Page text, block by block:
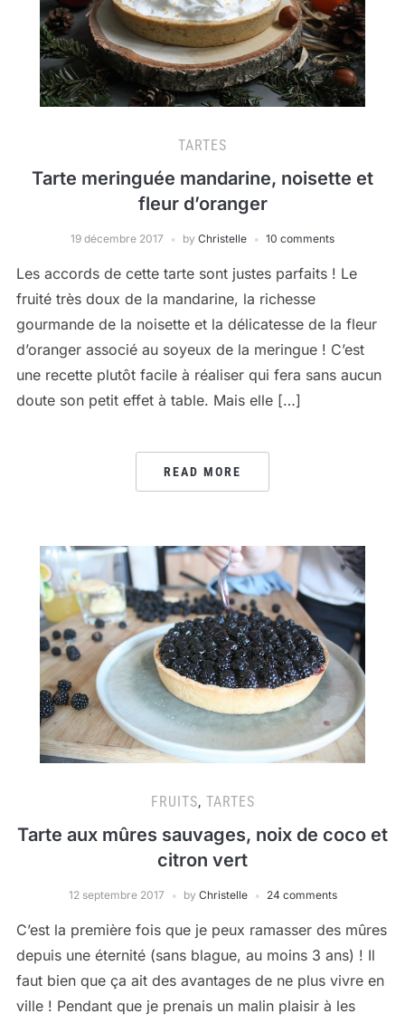
TARTES
Tarte meringuée mandarine, noisette et
fleur d’oranger
19 décembre 2017 by Christelle 10 comments
Les accords de cette tarte sont justes parfaits ! Le
fruité très doux de la mandarine, la richesse
gourmande de la noisette et la délicatesse de la fleur
d’oranger associé au soyeux de la meringue ! C’est
une recette plutôt facile à réaliser qui fera sans aucun
doute son petit effet à table. Mais elle […]
READ MORE
FRUITS, TARTES
Tarte aux mûres sauvages, noix de coco et
citron vert
12 septembre 2017 by Christelle 24 comments
C’est la première fois que je peux ramasser des mûres
depuis une éternité (sans blague, au moins 3 ans) ! Il
faut bien que ça ait des avantages de ne plus vivre en
ville ! Pendant que je prenais un malin plaisir à les